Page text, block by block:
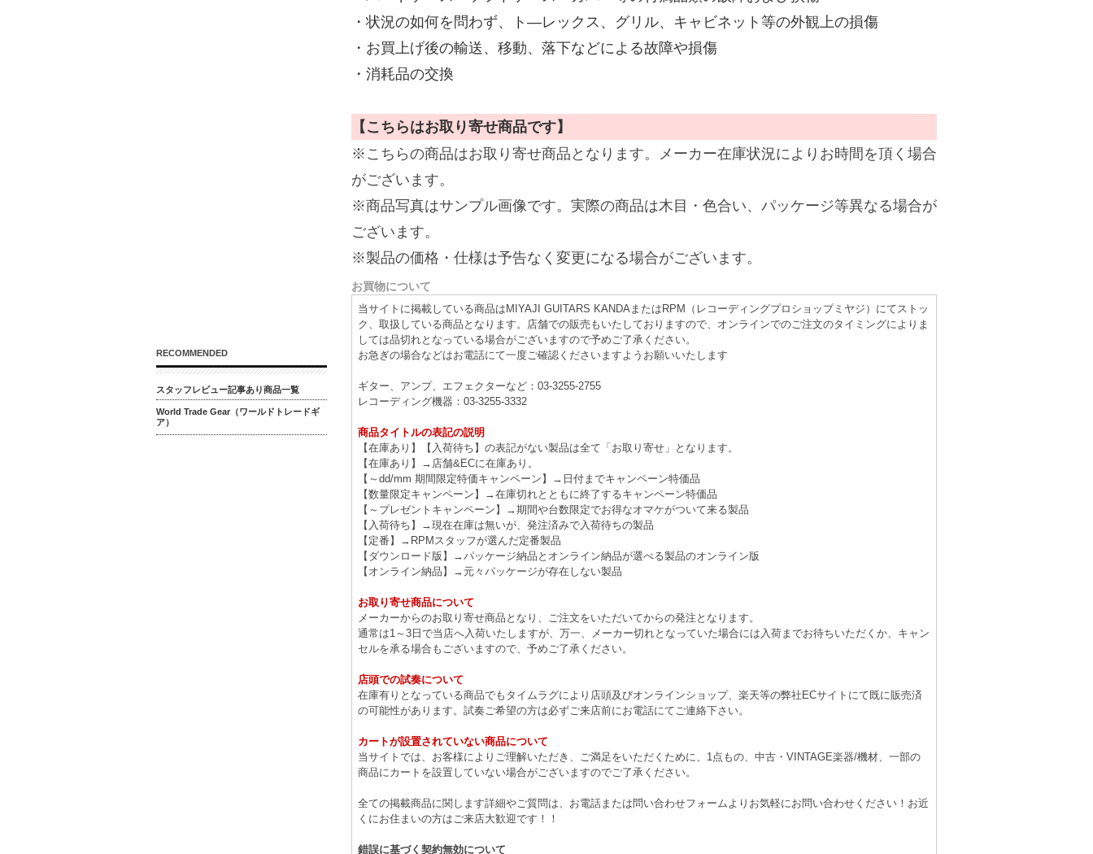
・状況の如何を問わず、ト―レックス、グリル、キャビネット等の外観上の損傷
・お買上げ後の輸送、移動、落下などによる故障や損傷
・消耗品の交換
【こちらはお取り寄せ商品です】
※こちらの商品はお取り寄せ商品となります。メーカー在庫状況によりお時間を頂く場合
がございます。
※商品写真はサンプル画像です。実際の商品は木目・色合い、パッケージ等異なる場合が
ございます。
※製品の価格・仕様は予告なく変更になる場合がございます。
お買物について
当サイトに掲載している商品はMIYAJI GUITARS KANDAまたはRPM（レコーディングプロショップミヤジ）にてストッ
ク、取扱している商品となります。店舗での販売もいたしておりますので、オンラインでのご注文のタイミングによりま
しては品切れとなっている場合がございますので予めご了承ください。
お急ぎの場合などはお電話にて一度ご確認くださいますようお願いいたします
ギター、アンプ、エフェクターなど：03-3255-2755
レコーディング機器：03-3255-3332
商品タイトルの表記の説明
【在庫あり】【入荷待ち】の表記がない製品は全て「お取り寄せ」となります。
【在庫あり】→店舗&ECに在庫あり。
【～dd/mm 期間限定特価キャンペーン】→日付までキャンペーン特価品
【数量限定キャンペーン】→在庫切れとともに終了するキャンペーン特価品
【～プレゼントキャンペーン】→期間や台数限定でお得なオマケがついて来る製品
【入荷待ち】→現在在庫は無いが、発注済みで入荷待ちの製品
【定番】→RPMスタッフが選んだ定番製品
【ダウンロード版】→パッケージ納品とオンライン納品が選べる製品のオンライン版
【オンライン納品】→元々パッケージが存在しない製品
お取り寄せ商品について
メーカーからのお取り寄せ商品となり、ご注文をいただいてからの発注となります。
通常は1～3日で当店へ入荷いたしますが、万一、メーカー切れとなっていた場合には入荷までお待ちいただくか、キャン
セルを承る場合もございますので、予めご了承ください。
店頭での試奏について
在庫有りとなっている商品でもタイムラグにより店頭及びオンラインショップ、楽天等の弊社ECサイトにて既に販売済
の可能性があります。試奏ご希望の方は必ずご来店前にお電話にてご連絡下さい。
カートが設置されていない商品について
当サイトでは、お客様によりご理解いただき、ご満足をいただくために、1点もの、中古・VINTAGE楽器/機材、一部の
商品にカートを設置していない場合がございますのでご了承ください。
全ての掲載商品に関します詳細やご質問は、お電話または問い合わせフォームよりお気軽にお問い合わせください！お近
くにお住まいの方はご来店大歓迎です！！
錯誤に基づく契約無効について
RECOMMENDED
スタッフレビュー記事あり商品一覧
World Trade Gear（ワールドトレードギ
ア）